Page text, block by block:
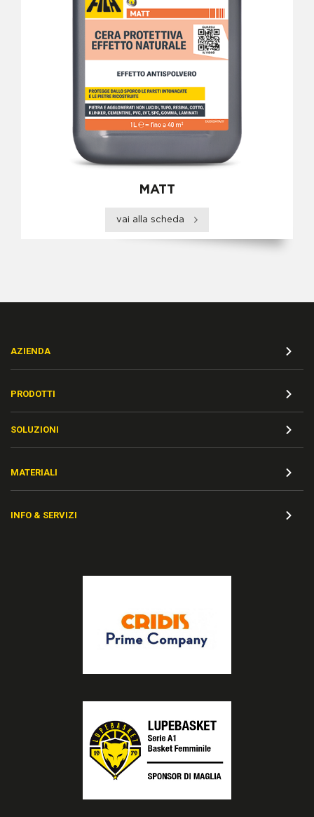
MATT
vai alla scheda
AZIENDA
PRODOTTI
SOLUZIONI
MATERIALI
INFO & SERVIZI